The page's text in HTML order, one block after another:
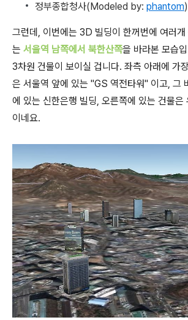
정부종합청사(Modeled by: phantom)
그런데, 이번에는 3D 빌딩이 한꺼번에 여러개
는 서울역 남쪽에서 북한산쪽을 바라본 모습
3차원 건물이 보이실 겁니다. 좌측 아래에 가
은 서울역 앞에 있는 "GS 역전타워" 이고, 그
에 있는 신한은행 빌딩, 오른쪽에 있는 건물은
이네요.